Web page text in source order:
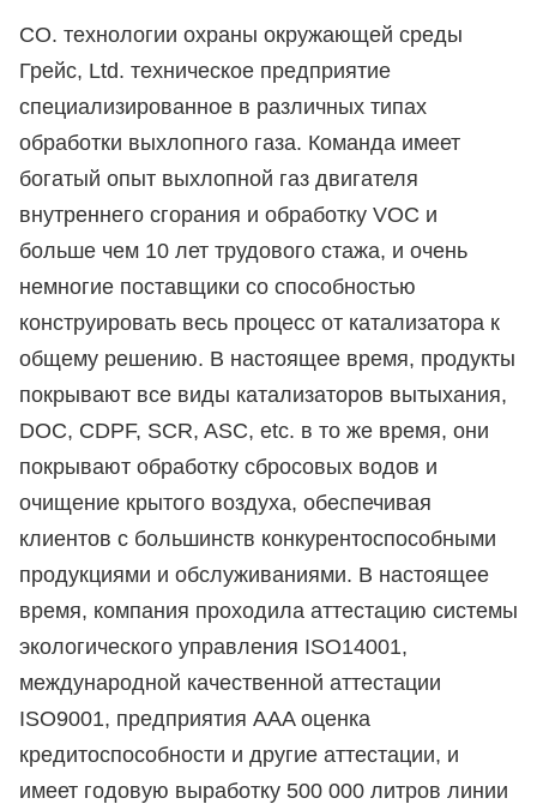
CO. технологии охраны окружающей среды
Грейс, Ltd. техническое предприятие
специализированное в различных типах
обработки выхлопного газа. Команда имеет
богатый опыт выхлопной газ двигателя
внутреннего сгорания и обработку VOC и
больше чем 10 лет трудового стажа, и очень
немногие поставщики со способностью
конструировать весь процесс от катализатора к
общему решению. В настоящее время, продукты
покрывают все виды катализаторов вытыхания,
DOC, CDPF, SCR, ASC, etc. в то же время, они
покрывают обработку сбросовых водов и
очищение крытого воздуха, обеспечивая
клиентов с большинств конкурентоспособными
продукциями и обслуживаниями. В настоящее
время, компания проходила аттестацию системы
экологического управления ISO14001,
международной качественной аттестации
ISO9001, предприятия AAA оценка
кредитоспособности и другие аттестации, и
имеет годовую выработку 500 000 литров линии